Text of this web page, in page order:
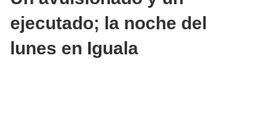
ejecutado; la noche del
lunes en Iguala